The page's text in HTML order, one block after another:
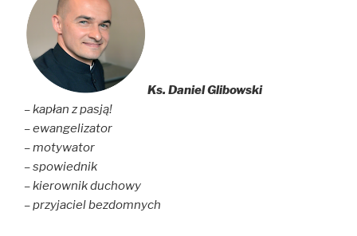
Ks. Daniel Glibowski
– kapłan z pasją!
– ewangelizator
– motywator
– spowiednik
– kierownik duchowy
– przyjaciel bezdomnych